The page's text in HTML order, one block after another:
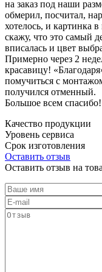
на заказ под наши
обмерил, посчитал,
хотелось, и картинка
скажу, что это самый
вписалась и цвет
Примерно через 2
красавицу!
помучиться с
получился отменный.
Большое всем
Качество продукции
Уровень сервиса
Срок изготовления
Оставить отзыв
Оставить отзыв на